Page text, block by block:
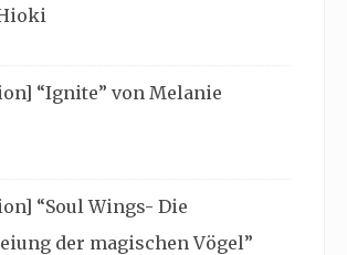
“Ignite” von Melanie
“Soul Wings- Die
der magischen Vögel”